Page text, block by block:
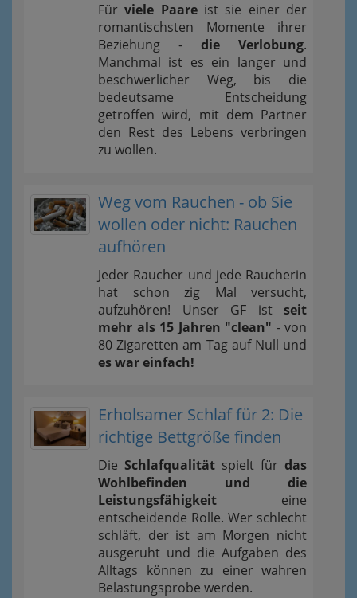
Fürviele Paareist sie einer der
romantischsten Momente ihrer
Beziehung - die Verlobung.
Manchmal ist es ein langer und
beschwerlicher Weg, bis die
bedeutsame Entscheidung
getroffen wird, mit dem Partner
den Rest des Lebens verbringen
zu wollen.
Weg vom Rauchen - ob Sie
wollen oder nicht: Rauchen
aufhören
Jeder Raucher und jede Raucherin
hat schon zig Mal versucht,
aufzuhören! Unser GF ist seit
mehr als 15 Jahren "clean" - von
80 Zigaretten am Tag auf Null und
es war einfach!
Erholsamer Schlaf für 2: Die
richtige Bettgröße finden
Die Schlafqualität spielt für das
Wohlbefinden und die
Leistungsfähigkeit eine
entscheidende Rolle. Wer schlecht
schläft, der ist am Morgen nicht
ausgeruht und die Aufgaben des
Alltags können zu einer wahren
Belastungsprobe werden.